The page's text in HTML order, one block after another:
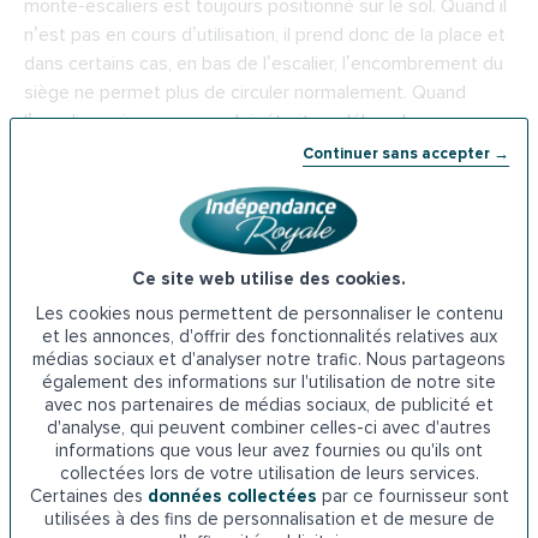
Continuer sans accepter →
Ce site web utilise des cookies.
Les cookies nous permettent de personnaliser le contenu
et les annonces, d'offrir des fonctionnalités relatives aux
médias sociaux et d'analyser notre trafic. Nous partageons
également des informations sur l'utilisation de notre site
avec nos partenaires de médias sociaux, de publicité et
d'analyse, qui peuvent combiner celles-ci avec d'autres
informations que vous leur avez fournies ou qu'ils ont
collectées lors de votre utilisation de leurs services.
Certaines des données collectées par ce fournisseur sont
utilisées à des fins de personnalisation et de mesure de
monte-escaliers est toujours positionné sur le sol. Quand il
n’est pas en cours d’utilisation, il prend donc de la place et
dans certains cas, en bas de l’escalier, l’encombrement du
siège ne permet plus de circuler normalement. Quand
l’escalier arrive sur un couloir étroit ou débouche sur une
Quand la cage d’escalier est étroite et que le siège
empêche d’utiliser normalement l’escalier, pour d’autres
rail qui, en tournant de 90 ou de 180 °, libère le bas de
l’escalier. Ce parking bas n’est pas une option de confort
mais la solution à une contrainte technique fréquemment
rencontrée. Sans parking, l’utilisateur ne pourrait plus
circuler en bas de son escalier, ce qui serait pénible et très
souvent difficile.
Quel sont les avantages du parking bas ?